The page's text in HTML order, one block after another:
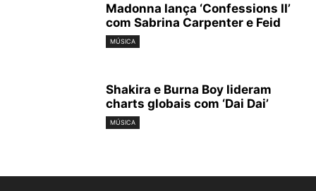
Madonna lança ‘Confessions II’
com Sabrina Carpenter e Feid
MÚSICA
Shakira e Burna Boy lideram
charts globais com ‘Dai Dai’
MÚSICA